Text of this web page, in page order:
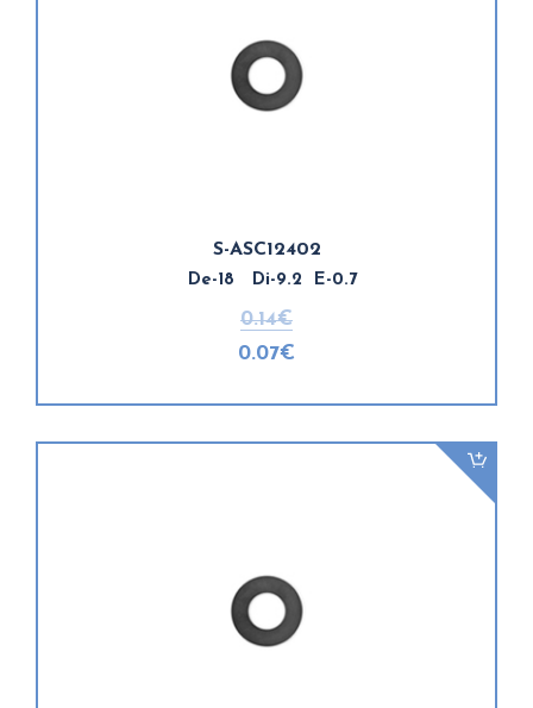
S-ASC12402
De-18 Di-9.2 E-0.7
0.14€
0.07€